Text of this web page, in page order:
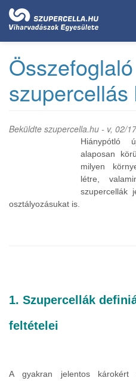
Ugrás
tartalomra
szupercellás
Beküldte szupercella.hu - v, 02/
Hiánypótló
alaposan
milyen
létre,
szupercellák
osztályozásukat is.
1. Szupercellák
feltételei
A gyakran jelentos károkért